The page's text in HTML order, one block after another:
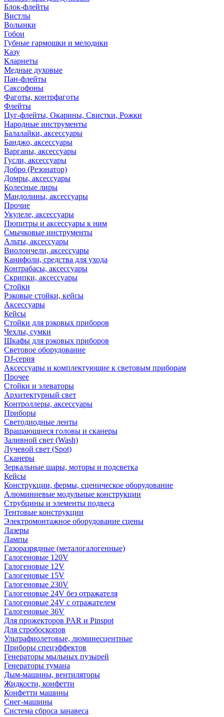
Блок-флейты
Вистлы
Волынки
Гобои
Губные гармошки и мелодики
Казу
Кларнеты
Медные духовые
Пан-флейты
Саксофоны
Фаготы, контрфаготы
Флейты
Цуг-флейты, Окарины, Свистки, Рожки
Народные инструменты
Балалайки, аксессуары
Банджо, аксессуары
Варганы, аксессуары
Гусли, аксессуары
Добро (Резонатор)
Домры, аксессуары
Колесные лиры
Мандолины, аксессуары
Прочие
Укулеле, аксессуары
Пюпитры и аксессуары к ним
Смычковые инструменты
Альты, аксессуары
Виолончели, аксессуары
Канифоли, средства для ухода
Контрабасы, аксессуары
Скрипки, аксессуары
Стойки
Рэковые стойки, кейсы
Аксессуары
Кейсы
Стойки для рэковых приборов
Чехлы, сумки
Шкафы для рэковых приборов
Световое оборудование
DJ-серия
Аксессуары и комплектующие к световым приборам
Прочее
Стойки и элеваторы
Архитектурный свет
Контроллеры, аксессуары
Приборы
Светодиодные ленты
Вращающиеся головы и сканеры
Заливной свет (Wash)
Лучевой свет (Spot)
Сканеры
Зеркальные шары, моторы и подсветка
Кейсы
Конструкции, фермы, сценическое оборудование
Алюминиевые модульные конструкции
Струбцины и элементы подвеса
Тентовые конструкции
Электромонтажное оборудование сцены
Лазеры
Лампы
Газоразрядные (металогалогенные)
Галогеновые 120V
Галогеновые 12V
Галогеновые 15V
Галогеновые 230V
Галогеновые 24V без отражателя
Галогеновые 24V с отражателем
Галогеновые 36V
Для прожекторов PAR и Pinspot
Для стробоскопов
Ультрафиолетовые, люминесцентные
Приборы спецэффектов
Генераторы мыльных пузырей
Генераторы тумана
Дым-машины, вентиляторы
Жидкости, конфетти
Конфетти машины
Снег-машины
Система сброса занавеса